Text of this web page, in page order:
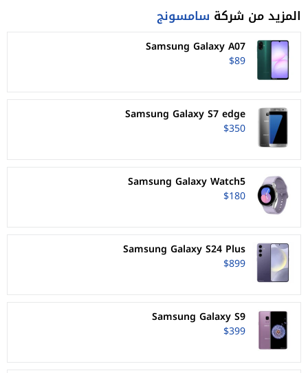
المزيد من شركة سامسونج
Samsung Galaxy A07
$89
Samsung Galaxy S7 edge
$350
Samsung Galaxy Watch5
$180
Samsung Galaxy S24 Plus
$899
Samsung Galaxy S9
$399